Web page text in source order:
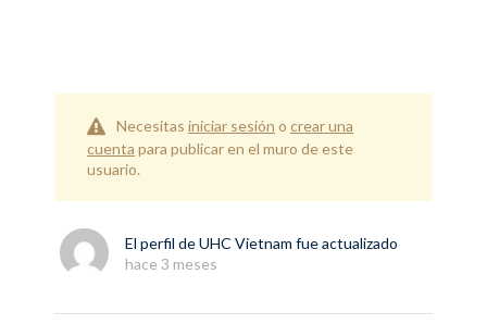
Necesitas iniciar sesión o crear una
cuenta para publicar en el muro de este
usuario.
El perfil deUHC Vietnam fue actualizado
hace 3 meses